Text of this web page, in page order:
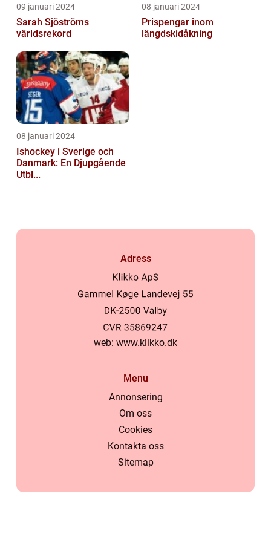
09 januari 2024
Sarah Sjöströms
världsrekord
08 januari 2024
Prispengar inom
längdskidåkning
08 januari 2024
Ishockey i Sverige och
Danmark: En Djupgående
Utbl...
Adress
web: www.klikko.dk
Menu
Annonsering
Om oss
Cookies
Kontakta oss
Sitemap